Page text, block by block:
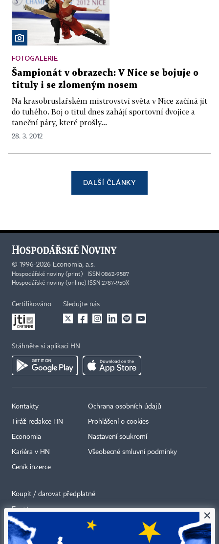
FOTOGALERIE
Šampionát v obrazech: V Nice se bojuje o
tituly i se zlomeným nosem
Na krasobruslařském mistrovství světa v Nice začíná jít
do tuhého. Boj o titul dnes zahájí sportovní dvojice a
taneční páry, které prošly...
28. 3. 2012
DALŠÍ ČLÁNKY
© 1996-2026 Economia, a.s.
Hospodářské noviny (print) ISSN 0862-9587
Hospodářské noviny (online) ISSN 2787-950X
Certifikováno Sledujte nás
Stáhněte si aplikaci HN
Kontakty
Tiráž redakce HN
Economia
Kariéra v HN
Ceník inzerce
Ochrana osobních údajů
Prohlášení o cookies
Nastavení soukromí
Všeobecné smluvní podmínky
Koupit / darovat předplatné
Eventy
Newslettery
RSS kanály
×